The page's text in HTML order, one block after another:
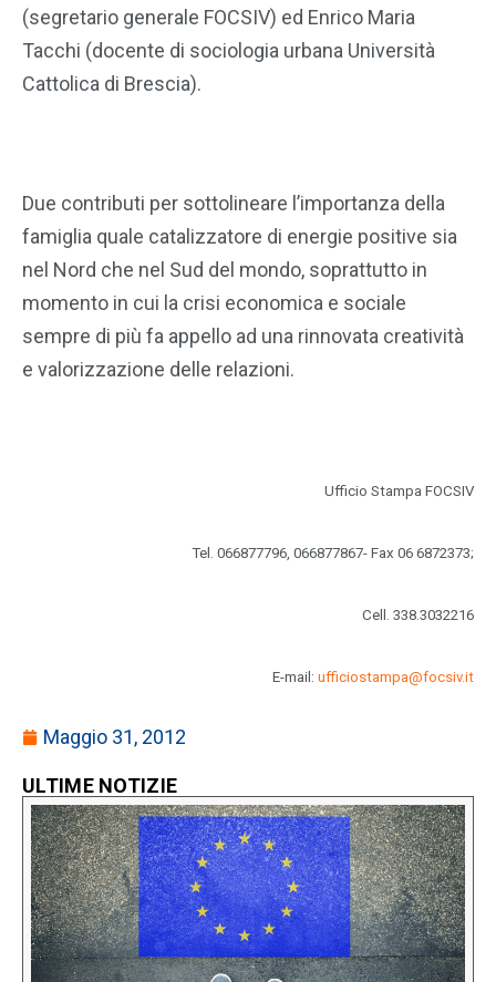
(segretario generale FOCSIV) ed Enrico Maria
Tacchi (docente di sociologia urbana Università
Cattolica di Brescia).
Due contributi per sottolineare l’importanza della
famiglia quale catalizzatore di energie positive sia
nel Nord che nel Sud del mondo, soprattutto in
momento in cui la crisi economica e sociale
sempre di più fa appello ad una rinnovata creatività
e valorizzazione delle relazioni.
Ufficio Stampa FOCSIV
Tel. 066877796, 066877867- Fax 06 6872373;
Cell. 338.3032216
E-mail: ufficiostampa@focsiv.it
Maggio 31, 2012
ULTIME NOTIZIE